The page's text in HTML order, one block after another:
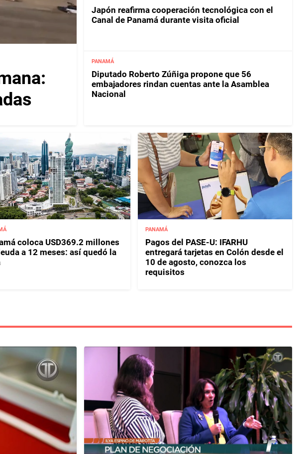
Japón reafirma cooperación tecnológica con el
Canal de Panamá durante visita oficial
PANAMÁ
Diputado Roberto Zúñiga propone que 56
embajadores rindan cuentas ante la Asamblea
Nacional
coloca USD369.2 millones
a 12 meses: así quedó la
PANAMÁ
Pagos del PASE-U: IFARHU
entregará tarjetas en Colón desde el
10 de agosto, conozca los
requisitos